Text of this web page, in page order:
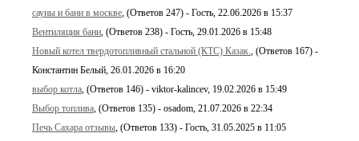
сауны и бани в москве , (Ответов 247) - Гость, 22.06.2026 в 15:37
Вентиляция бани , (Ответов 238) - Гость, 29.01.2026 в 15:48
Новый котел твердотопливный стальной (КТС) Казак.
, (Ответов 167) -
Константин Белый, 26.01.2026 в 16:20
выбор котла , (Ответов 146) - viktor-kalincev, 19.02.2026 в 15:49
Выбор топлива , (Ответов 135) - osadom, 21.07.2026 в 22:34
Печь Сахара отзывы , (Ответов 133) - Гость, 31.05.2025 в 11:05